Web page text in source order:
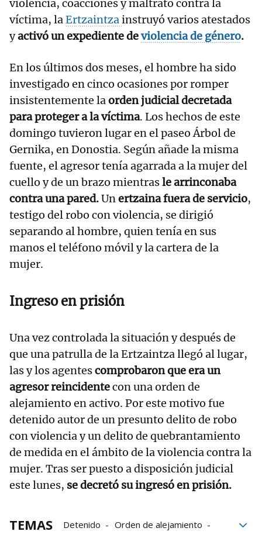
violencia, coacciones y maltrato contra la
víctima, laErtzaintzainstruyó varios atestados
yactivó un expediente deviolencia de género.
En los últimos dos meses, el hombre ha sido
investigado en cinco ocasiones por romper
insistentemente laorden judicial decretada
para proteger a la víctima. Los hechos de este
domingo tuvieron lugar en el paseo Árbol de
Gernika, en Donostia. Según añade la misma
fuente, el agresor tenía agarrada a la mujer del
cuello y de un brazo mientrasle arrinconaba
contra una pared.Unertzaina fuera de servicio,
testigo del robo con violencia, se dirigió
separando al hombre, quien tenía en sus
manos el teléfono móvil y la cartera de la
mujer.
Ingreso en prisión
Una vez controlada la situación y después de
que una patrulla de la Ertzaintza llegó al lugar,
las y los agentescomprobaron que era un
agresor reincidentecon una orden de
alejamiento en activo. Por este motivo fue
detenido autor de un presunto delito de robo
con violencia y un delito de quebrantamiento
de medida en el ámbito de la violencia contra la
mujer. Tras ser puesto a disposición judicial
este lunes, se decretó su ingresó en prisión.
TEMAS Detenido
Orden de alejamiento